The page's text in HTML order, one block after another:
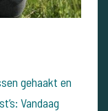
gehaakt en
Vandaag